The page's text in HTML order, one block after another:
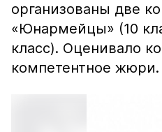
организованы две
«Юнармейцы» (10
класс). Оценивало
компетентное жюри.